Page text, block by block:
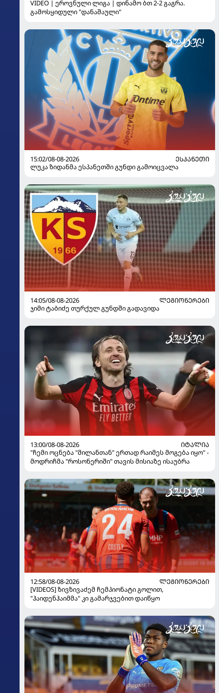
VIDEO | ეროვნული ლიგა | დინამო ბთ 2-2 გაგრა.
გამოსყიდული "დანაშაული"
15:02/08-08-2026
ᲔᲡᲞᲐᲜᲔᲗᲘ
ლუკა ზიდანმა ესპანეთში გუნდი გამოიცვალა
14:05/08-08-2026
ᲚᲔᲒᲘᲝᲜᲔᲠᲔᲑᲘ
ჯიმი ტაბიძე თურქულ გუნდში გადავიდა
13:00/08-08-2026
ᲘᲢᲐᲚᲘᲐ
"ჩემი ოცნება "მილანთან" ერთად რაიმეს მოგება იყო" -
მოდრიჩმა "როსონერიში" თავის მისიაზე ისაუბრა
12:58/08-08-2026
ᲚᲔᲒᲘᲝᲜᲔᲠᲔᲑᲘ
[VIDEOS] ზივზივაძემ ჩემპიონატი გოლით,
"ჰაიდენჰაიმმა" კი გამარჯვებით დაიწყო